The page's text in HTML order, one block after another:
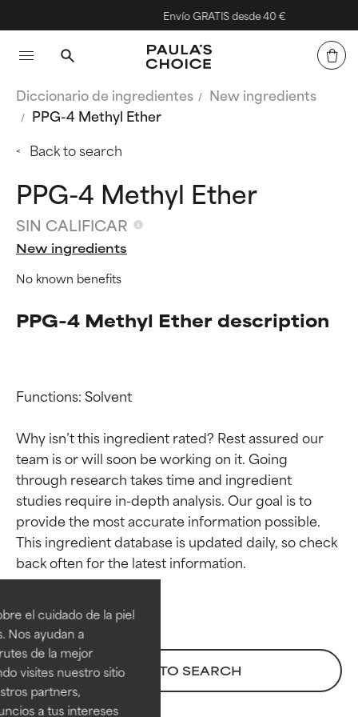
el cuidado de la piel
Nos ayudan a
de la mejor
visites nuestro sitio
partners,
a tus intereses
Envío GRATIS desde 40 €
Diccionario de ingredientes
New ingredients
PPG-4 Methyl Ether
Back to search
PPG-4 Methyl Ether
SIN CALIFICAR
New ingredients
No known benefits
PPG-4 Methyl Ether description
Functions: Solvent
Why isn’t this ingredient rated? Rest assured our
team is or will soon be working on it. Going
through research takes time and ingredient
studies require in-depth analysis. Our goal is to
provide the most accurate information possible.
This ingredient database is updated daily, so check
BACK TO SEARCH
Calificaciones de
ingredientes
EXCELENTE
Ingrediente sobresaliente con
beneficios reales para la piel. Su
Calificaciones de
ingredientes
EXCELENTE
Ingrediente sobresaliente con
beneficios reales para la piel. Su